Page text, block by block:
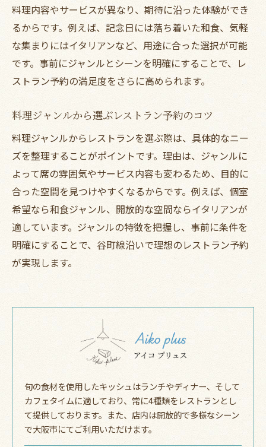
料理内容やサービスが異なり、期待に沿った体験ができ
るからです。例えば、記念日には落ち着いた和食、気軽
な集まりにはイタリアンなど、用途に合った選択が可能
です。事前にジャンルとシーンを明確にすることで、レ
ストラン予約の満足度をさらに高められます。
料理ジャンルから選ぶレストラン予約のコツ
料理ジャンルからレストランを選ぶ際は、具体的なニー
ズを整理することがポイントです。理由は、ジャンルに
よって席の雰囲気やサービス内容も変わるため、目的に
合った空間を見つけやすくなるからです。例えば、個室
希望なら和食ジャンル、開放的な空間ならイタリアンが
適しています。ジャンルの特徴を把握し、事前に条件を
明確にすることで、谷町線沿いで理想のレストラン予約
が実現します。
旬の食材を使用したキッシュはランチやディナー、そして
カフェタイムに適しており、常に4種類をレストランとし
て提供しております。また、店内は開放的で多様なシーン
で大阪市にてご利用いただけます。